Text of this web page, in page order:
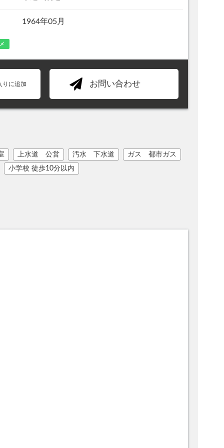
1964年05月
りに追加 お問い合わせ
上水道 公営 汚水 下水道
ガス 都市ガス
小学校 徒歩10分以内